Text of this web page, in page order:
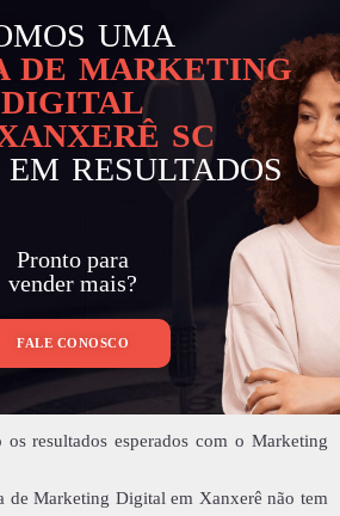
UMA
DE MARKETING
DIGITAL
SC
RESULTADOS
Pronto para
vender mais?
FALE CONOSCO
resultados esperados com o Marketing
de Marketing Digital em Xanxerê não tem